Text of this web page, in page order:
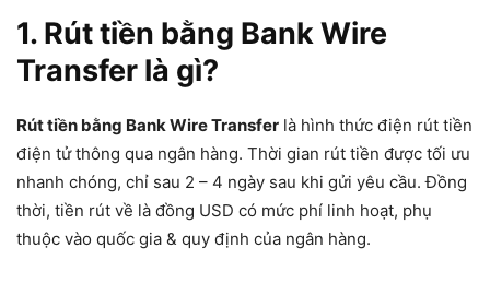
1. Rút tiền bằng Bank Wire
Transfer là gì?
Rút tiền bằng Bank Wire Transfer là hình thức điện rút tiền
điện tử thông qua ngân hàng. Thời gian rút tiền được tối ưu
nhanh chóng, chỉ sau 2 – 4 ngày sau khi gửi yêu cầu. Đồng
thời, tiền rút về là đồng USD có mức phí linh hoạt, phụ
thuộc vào quốc gia & quy định của ngân hàng.